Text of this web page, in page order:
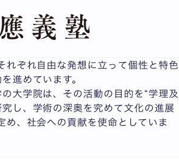
れぞれ自由な発想に立って個性と特色
進めています。
大学院は、その活動の目的を“学理及
し、学術の深奥を究めて文化の進展
め、社会への貢献を使命としていま